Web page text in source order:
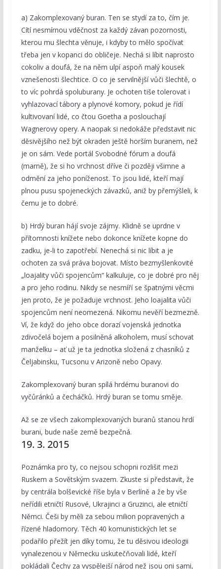
a) Zakomplexovaný buran. Ten se stydí za to, čím je.
Cítí nesmírnou vděčnost za každý závan pozornosti,
kterou mu šlechta věnuje, i kdyby to mělo spočívat
třeba jen v kopanci do obličeje. Nechá si líbit naprosto
cokoliv a doufá, že na něm ulpí aspoň malý kousek
vznešenosti šlechtice. O co je servilnější vůči šlechtě, o
to víc pohrdá spoluburany. Je ochoten tiše tolerovat i
vyhlazovací tábory a plynové komory, pokud je řídí
kultivovaní lidé, co čtou Goetha a poslouchají
Wagnerovy opery. A naopak si nedokáže představit nic
děsivějšího než být okraden ještě horším buranem, než
je on sám. Vede portál Svobodné fórum a doufá
(marně), že si ho vrchnost dříve či později všimne a
odmění za jeho poníženost. To jsou lidé, kteří mají
plnou pusu spojeneckých závazků, aniž by přemýšleli, k
čemu je to dobré.
b) Hrdý buran hájí svoje zájmy. Klidně se uprdne v
přítomnosti knížete nebo dokonce knížete kopne do
zadku, je-li to zapotřebí. Nenechá si nic líbit a je
ochoten za svá práva bojovat. Místo bezmyšlenkovité
„loajality vůči spojencům“ kalkuluje, co je dobré pro něj
a pro jeho rodinu. Nikdy se nesmíří se špatnými věcmi
jen proto, že je požaduje vrchnost. Jeho loajalita vůči
spojencům není neomezená. Nikomu nevěří bezmezně.
Ví, že když do jeho obce dorazí vojenská jednotka
zdivočelá bojem a posilněná alkoholem, musí schovat
manželku – ať už je ta jednotka složená z chasníků z
Čeljabinsku, Tucsonu v Arizoně nebo Opavy.
Zakomplexovaný buran spílá hrdému buranovi do
vyčůránků a čecháčků. Hrdý buran se tomu směje.
Až se ze všech zakomplexovaných buranů stanou hrdí
burani, bude naše země bezpečná.
19. 3. 2015
Poznámka pro ty, co nejsou schopni rozlišit mezi
Ruskem a Sovětským svazem. Zkuste si představit, že
by centrála bolševické říše byla v Berlíně a že by vše
neřídili etničtí Rusové, Ukrajinci a Gruzinci, ale etničtí
Němci. Češi by měli za sebou milion popravených a
řízené hladomory. Těch 40 komunistických let se
podařilo přežít jen díky tomu, že tu děsivou ideologii
vynalezenou v Německu uskutečňovali lidé, kteří
pokládali Čechy za vyspělejší národ než jsou oni sami,